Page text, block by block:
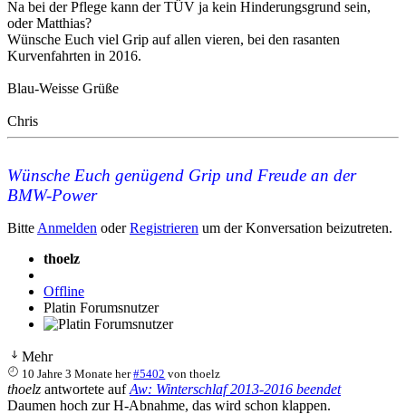
Na bei der Pflege kann der TÜV ja kein Hinderungsgrund sein,
oder Matthias?
Wünsche Euch viel Grip auf allen vieren, bei den rasanten
Kurvenfahrten in 2016.
Blau-Weisse Grüße
Chris
Wünsche Euch genügend Grip und Freude an der
BMW-Power
Bitte Anmelden oderRegistrieren um der Konversation beizutreten.
thoelz
Offline
Platin Forumsnutzer
Mehr
10 Jahre 3 Monate her #5402 vonthoelz
thoelz antwortete aufAw: Winterschlaf 2013-2016 beendet
Daumen hoch zur H-Abnahme, das wird schon klappen.